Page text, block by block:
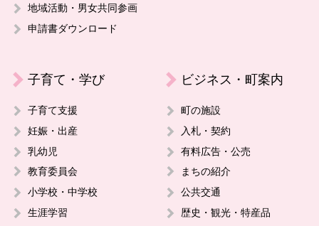
地域活動・男女共同参画
申請書ダウンロード
子育て・学び
子育て支援
妊娠・出産
乳幼児
教育委員会
小学校・中学校
生涯学習
ビジネス・町案内
町の施設
入札・契約
有料広告・公売
まちの紹介
公共交通
歴史・観光・特産品